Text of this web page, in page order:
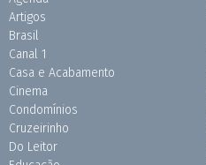
Artigos
Brasil
Canal 1
Casa e Acabamento
Cinema
Condomínios
Cruzeirinho
Do Leitor